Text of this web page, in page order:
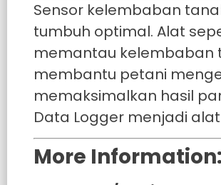
Sensor kelembaban
tumbuh optimal. Alat
memantau kelembaban
membantu petani
memaksimalkan hasil
Data Logger menjadi
More Information: